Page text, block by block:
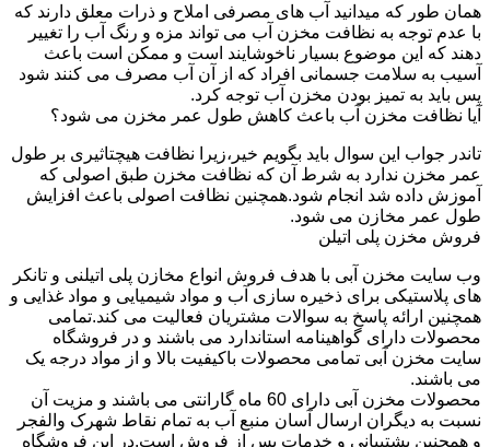
همان طور که میدانید آب های مصرفی املاح و ذرات معلق دارند که
با عدم توجه به نظافت مخزن آب می تواند مزه و رنگ آب را تغییر
دهند که این موضوع بسیار ناخوشایند است و ممکن است باعث
آسیب به سلامت جسمانی افراد که از آن آب مصرف می کنند شود
پس باید به تمیز بودن مخزن آب توجه کرد.
آیا نظافت مخزن آب باعث کاهش طول عمر مخزن می شود؟
تاندر جواب این سوال باید بگویم خیر،زیرا نظافت هیچتاثیری بر طول
عمر مخزن ندارد به شرط آن که نظافت مخزن طبق اصولی که
آموزش داده شد انجام شود.همچنین نظافت اصولی باعث افزایش
طول عمر مخازن می شود.
فروش مخزن پلی اتیلن
وب سایت مخزن آبی با هدف فروش انواع مخازن پلی اتیلنی و تانکر
های پلاستیکی برای ذخیره سازی آب و مواد شیمیایی و مواد غذایی و
همچنین ارائه پاسخ به سوالات مشتریان فعالیت می کند.تمامی
محصولات دارای گواهینامه استاندارد می باشند و در فروشگاه
سایت مخزن آبی تمامی محصولات باکیفیت بالا و از مواد درجه یک
می باشند.
محصولات مخزن آبی دارای 60 ماه گارانتی می باشند و مزیت آن
نسبت به دیگران ارسال آسان منبع آب به تمام نقاط شهرک والفجر
و همچنین پشتیبانی و خدمات پس از فروش است.در این فروشگاه